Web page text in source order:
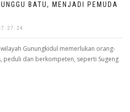
BATU, MENJADI PEMUDA
Gunungkidul memerlukan orang-
peduli dan berkompeten, seperti Sugeng